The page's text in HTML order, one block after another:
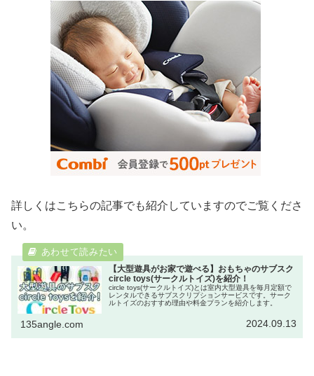
詳しくはこちらの記事でも紹介していますのでご覧くださ
い。
【大型遊具がお家で遊べる】おもちゃのサブスク
circle toys(サークルトイズ)を紹介！
circle toys(サークルトイズ)とは室内大型遊具を毎月定額で
レンタルできるサブスクリプションサービスです。サーク
ルトイズのおすすめ理由や料金プランを紹介します。
135angle.com 2024.09.13